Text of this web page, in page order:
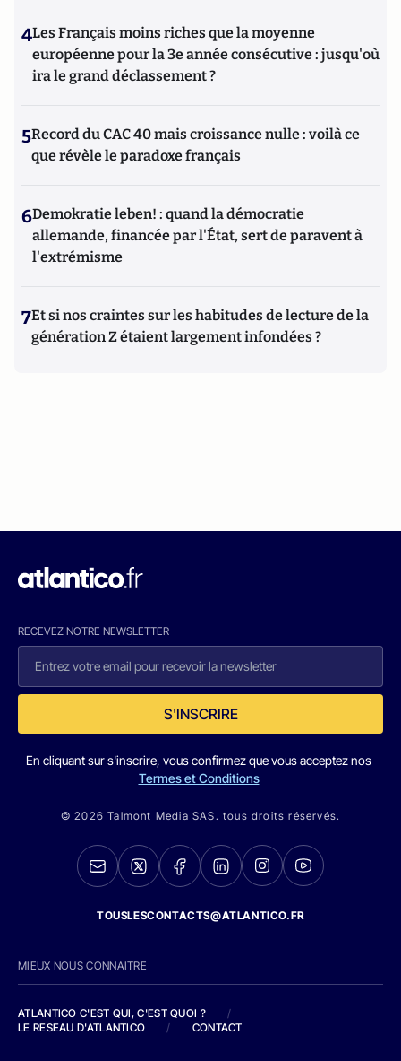
4Les Français moins riches que la moyenne
européenne pour la 3e année consécutive : jusqu'où
ira le grand déclassement ?
5Record du CAC 40 mais croissance nulle : voilà ce
que révèle le paradoxe français
6Demokratie leben! : quand la démocratie
allemande, financée par l'État, sert de paravent à
l'extrémisme
7Et si nos craintes sur les habitudes de lecture de la
génération Z étaient largement infondées ?
RECEVEZ NOTRE NEWSLETTER
S'INSCRIRE
En cliquant sur s'inscrire, vous confirmez que vous acceptez nos
Termes et Conditions
© 2026 Talmont Media SAS. tous droits réservés.
TOUSLESCONTACTS@ATLANTICO.FR
MIEUX NOUS CONNAITRE
ATLANTICO C'EST QUI, C'EST QUOI ?
/
LE RESEAU D'ATLANTICO
/ CONTACT